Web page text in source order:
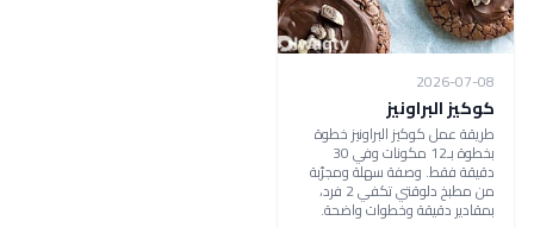
2026-07-08
كوكيز البراونيز
طريقة عمل كوكيز البراونيز خطوة
بخطوة بـ12 مكونات وفي 30
دقيقة فقط. وصفة سهلة ومجرّبة
من مطبخ دلوقتي تكفي 2 فرد،
بمقادير دقيقة وخطوات واضحة.